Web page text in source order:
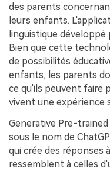
des parents
leurs enfants.
linguistique
Bien que cette
de possibilités
enfants, les parents
ce qu'ils peuvent faire
vivent une expérience
Generative Pre-
sous le nom de
qui crée des réponses
ressemblent à celles